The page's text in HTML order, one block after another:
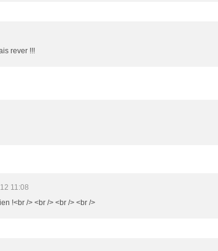
rever !!!
11:08
!<br /> <br /> <br /> <br />